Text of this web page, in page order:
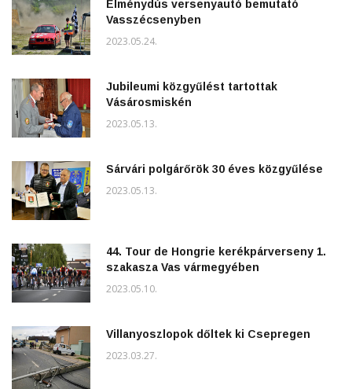
Élménydús versenyautó bemutató
Vasszécsenyben
2023.05.24.
Jubileumi közgyűlést tartottak
Vásárosmiskén
2023.05.13.
Sárvári polgárőrök 30 éves közgyűlése
2023.05.13.
44. Tour de Hongrie kerékpárverseny 1.
szakasza Vas vármegyében
2023.05.10.
Villanyoszlopok dőltek ki Csepregen
2023.03.27.